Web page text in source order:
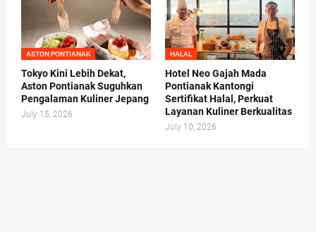
ASTON PONTIANAK
Tokyo Kini Lebih Dekat,
Aston Pontianak Suguhkan
Pengalaman Kuliner Jepang
July 15, 2026
HALAL
Hotel Neo Gajah Mada
Pontianak Kantongi
Sertifikat Halal, Perkuat
Layanan Kuliner Berkualitas
July 10, 2026